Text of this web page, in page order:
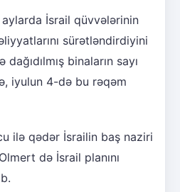
İsrail qüvvələrinin
sürətləndirdiyini
binaların sayı
iyulun 4-də bu rəqəm
ilə qədər İsrailin baş naziri
də İsrail planını